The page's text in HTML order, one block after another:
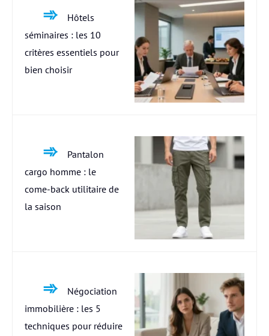
Hôtels
séminaires : les 10
critères essentiels pour
bien choisir
Pantalon
cargo homme : le
come-back utilitaire de
la saison
Négociation
immobilière : les 5
techniques pour réduire